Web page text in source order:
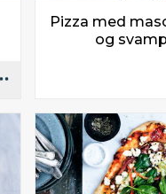
Pizza med
og